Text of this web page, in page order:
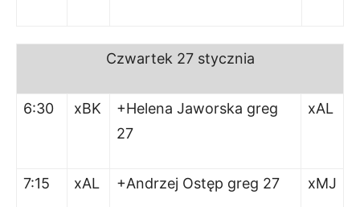
Czwartek 27 stycznia
6:30 xBK
+Helena Jaworska greg
27
xAL
7:15 xAL +Andrzej Ostęp greg 27 xMJ